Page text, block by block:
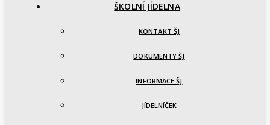
ŠKOLNÍ JÍDELNA
KONTAKT ŠJ
DOKUMENTY ŠJ
INFORMACE ŠJ
JÍDELNÍČEK